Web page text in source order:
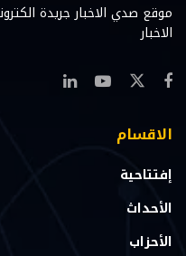
موقع صدي الاخبار جريدة
الاخبار
الاقسام
إفتتاحية
الأحداث
الأحزاب